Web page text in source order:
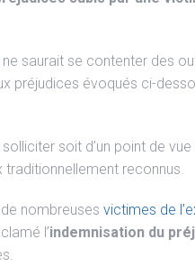
ne saurait se contenter des
préjudices évoqués ci-
soit d’un point de
reconnus.
nombreuses victimes de
l’indemnisation du